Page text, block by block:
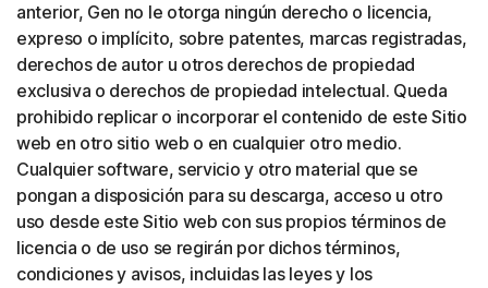
anterior, Gen no le otorga ningún derecho o licencia,
expreso o implícito, sobre patentes, marcas registradas,
derechos de autor u otros derechos de propiedad
exclusiva o derechos de propiedad intelectual. Queda
prohibido replicar o incorporar el contenido de este Sitio
web en otro sitio web o en cualquier otro medio.
Cualquier software, servicio y otro material que se
pongan a disposición para su descarga, acceso u otro
uso desde este Sitio web con sus propios términos de
licencia o de uso se regirán por dichos términos,
condiciones y avisos, incluidas las leyes y los